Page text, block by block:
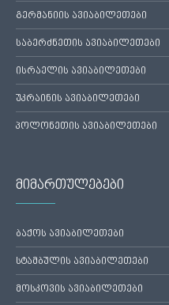
გერმანიის ავიაბილეთები
საბერძნეთის ავიაბილეთები
ისრაელის ავიაბილეთები
უკრაინის ავიაბილეთები
პოლონეთის ავიაბილეთები
მიმართულებები
ბაქოს ავიაბილეთები
სტამბულის ავიაბილეთები
მოსკოვის ავიაბილეთები